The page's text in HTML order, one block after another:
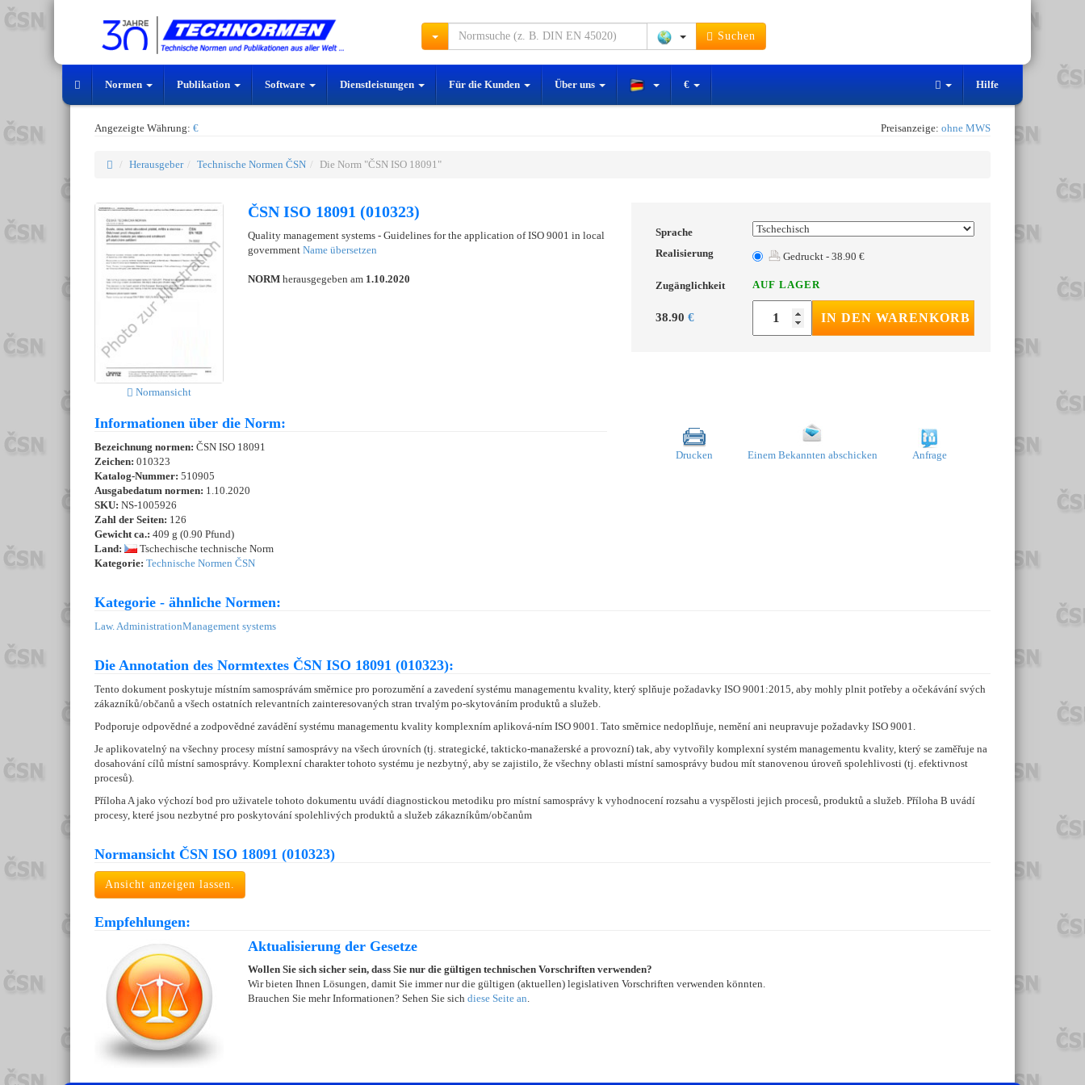
Suchen
Normen Publikation Software Dienstleistungen Für die Kunden Über uns € Hilfe
Angezeigte Währung: € Preisanzeige: ohne MWS
Herausgeber Technische Normen ČSN Die Norm "ČSN ISO 18091"
Normansicht
ČSN ISO 18091 (010323)
Quality management systems - Guidelines for the application of ISO 9001 in local
government Name übersetzen
NORM herausgegeben am 1.10.2020
Sprache
Realisierung
Gedruckt - 38.90 €
Zugänglichkeit AUF LAGER
38.90 € IN DEN WARENKORB
Informationen über die Norm:
Bezeichnung normen: ČSN ISO 18091
Zeichen: 010323
Katalog-Nummer: 510905
Ausgabedatum normen: 1.10.2020
SKU: NS-1005926
Zahl der Seiten: 126
Gewicht ca.: 409 g (0.90 Pfund)
Land:
Tschechische technische Norm
Kategorie: Technische Normen ČSN
Drucken Einem Bekannten abschicken Anfrage
Kategorie - ähnliche Normen:
Law. AdministrationManagement systems
Die Annotation des Normtextes ČSN ISO 18091 (010323):
Tento dokument poskytuje místním samosprávám směrnice pro porozumění a zavedení systému managementu kvality, který splňuje požadavky ISO 9001:2015, aby mohly plnit potřeby a očekávání svých
zákazníků/občanů a všech ostatních relevantních zainteresovaných stran trvalým po-skytováním produktů a služeb.
Podporuje odpovědné a zodpovědné zavádění systému managementu kvality komplexním apliková-ním ISO 9001. Tato směrnice nedoplňuje, nemění ani neupravuje požadavky ISO 9001.
Je aplikovatelný na všechny procesy místní samosprávy na všech úrovních (tj. strategické, takticko-manažerské a provozní) tak, aby vytvořily komplexní systém managementu kvality, který se zaměřuje na
dosahování cílů místní samosprávy. Komplexní charakter tohoto systému je nezbytný, aby se zajistilo, že všechny oblasti místní samosprávy budou mít stanovenou úroveň spolehlivosti (tj. efektivnost
procesů).
Příloha A jako výchozí bod pro uživatele tohoto dokumentu uvádí diagnostickou metodiku pro místní samosprávy k vyhodnocení rozsahu a vyspělosti jejich procesů, produktů a služeb. Příloha B uvádí
procesy, které jsou nezbytné pro poskytování spolehlivých produktů a služeb zákazníkům/občanům
Normansicht ČSN ISO 18091 (010323)
Ansicht anzeigen lassen.
Empfehlungen:
Aktualisierung der Gesetze
Wollen Sie sich sicher sein, dass Sie nur die gültigen technischen Vorschriften verwenden?
Wir bieten Ihnen Lösungen, damit Sie immer nur die gültigen (aktuellen) legislativen Vorschriften verwenden könnten.
Brauchen Sie mehr Informationen? Sehen Sie sich diese Seite an.